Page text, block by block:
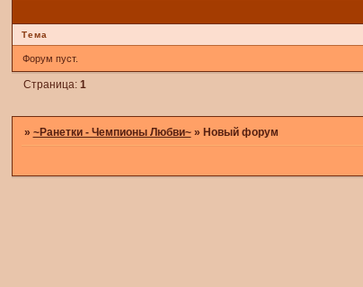
Тема
Форум пуст.
Страница: 1
» ~Ранетки - Чемпионы Любви~ » Новый форум